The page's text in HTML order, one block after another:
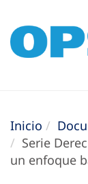
Inicio
Serie
un enfoque